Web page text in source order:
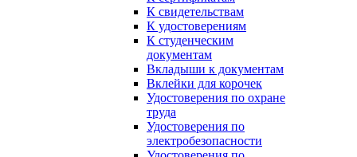
К свидетельствам
К удостоверениям
К студенческим
документам
Вкладыши к документам
Вклейки для корочек
Удостоверения по охране
труда
Удостоверения по
электробезопасности